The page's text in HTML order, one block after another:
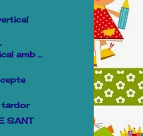
amb ...
tardor
SANT